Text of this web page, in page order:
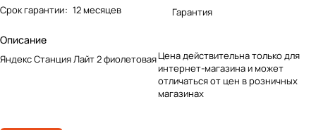
Срок гарантии: 12 месяцев
Описание
Яндекс Станция Лайт 2 фиолетовая
Гарантия
Цена действительна только для
интернет-магазина и может
отличаться от цен в розничных
магазинах